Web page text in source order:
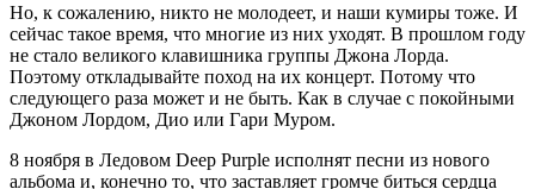
Но, к сожалению, никто не молодеет, и наши кумиры тоже. И
сейчас такое время, что многие из них уходят. В прошлом году
не стало великого клавишника группы Джона Лорда.
Поэтому откладывайте поход на их концерт. Потому что
следующего раза может и не быть. Как в случае с покойными
Джоном Лордом, Дио или Гари Муром.
8 ноября в Ледовом Deep Purple исполнят песни из нового
альбома и, конечно то, что заставляет громче биться сердца